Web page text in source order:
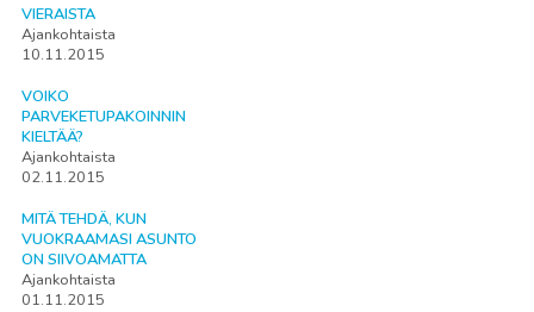
VIERAISTA
Ajankohtaista
10.11.2015
VOIKO
PARVEKETUPAKOINNIN
KIELTÄÄ?
Ajankohtaista
02.11.2015
MITÄ TEHDÄ, KUN
VUOKRAAMASI ASUNTO
ON SIIVOAMATTA
Ajankohtaista
01.11.2015